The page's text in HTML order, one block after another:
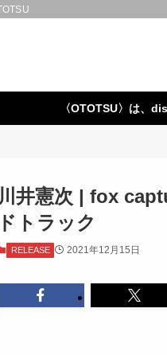
〈OTOTSU〉は、
川井憲次 | fox
ドトラック
RELEASE 2021年12月15日